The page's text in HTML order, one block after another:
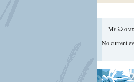
No current